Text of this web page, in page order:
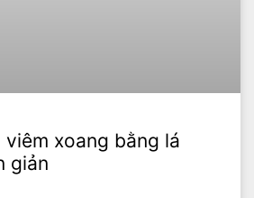
xoang bằng lá
giản